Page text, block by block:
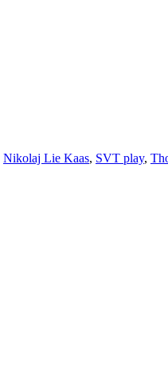
Nikolaj Lie Kaas, SVT play,